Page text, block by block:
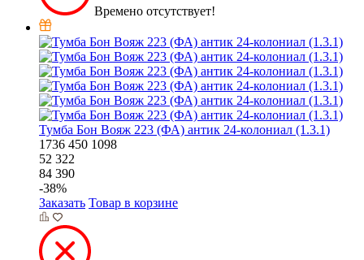
Времено отсутствует!
Тумба Бон Вояж 223 (ФА) антик 24-колониал (1.3.1)
1736 450 1098
52 322
84 390
-38%
Заказать Товар в корзине